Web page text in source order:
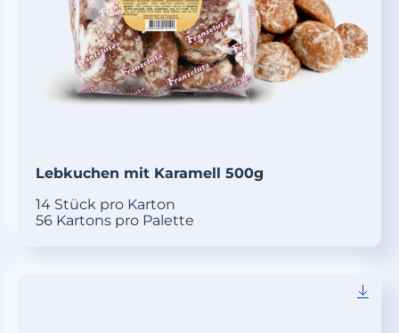
Lebkuchen mit Karamell 500g
14 Stück pro Karton
56 Kartons pro Palette